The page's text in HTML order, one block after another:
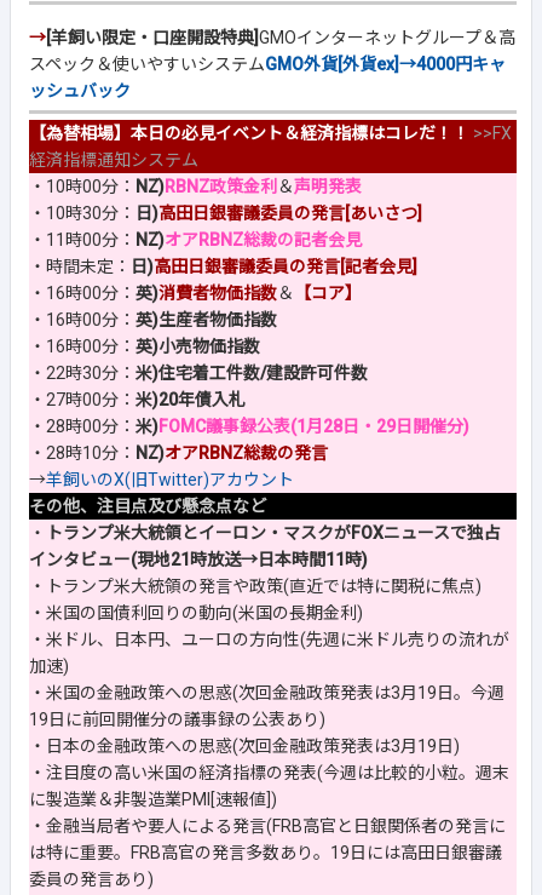
→[羊飼い限定・口座開設特典]GMOインターネットグループ＆高
スペック＆使いやすいシステムGMO外貨[外貨ex]→4000円キャ
ッシュバック
【為替相場】本日の必見イベント＆経済指標はコレだ！！ >>FX
経済指標通知システム
・10時00分： NZ)RBNZ政策金利 ＆声明発表
・10時30分：
日)高田日銀審議委員の発言[あいさつ]
・11時00分： NZ)オアRBNZ総裁の記者会見
・時間未定：
日)高田日銀審議委員の発言[記者会見]
・16時00分： 英)消費者物価指数＆
【コア】
・16時00分： 英)生産者物価指数
・16時00分： 英)小売物価指数
・22時30分： 米)住宅着工件数/建設許可件数
・27時00分： 米)20年債入札
・28時00分： 米)FOMC議事録公表(1月28日・29日開催分)
・28時10分： NZ)オアRBNZ総裁の発言
→羊飼いのX(旧Twitter)アカウント
その他、注目点及び懸念点など
・
トランプ米大統領とイーロン・マスクがFOXニュースで独占
インタビュー(現地21時放送→日本時間11時)
・トランプ米大統領の発言や政策(直近では特に関税に焦点)
・米国の国債利回りの動向(米国の長期金利)
・米ドル、日本円、ユーロの方向性(先週に米ドル売りの流れが
加速)
・米国の金融政策への思惑(次回金融政策発表は3月19日。今週
19日に前回開催分の議事録の公表あり)
・日本の金融政策への思惑(次回金融政策発表は3月19日)
・注目度の高い米国の経済指標の発表(今週は比較的小粒。週末
に製造業＆非製造業PMI[速報値])
・金融当局者や要人による発言(FRB高官と日銀関係者の発言に
は特に重要。FRB高官の発言多数あり。19日には高田日銀審議
委員の発言あり)